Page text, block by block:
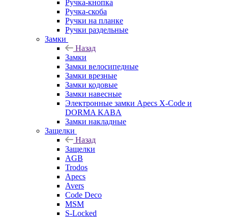
Ручка-кнопка
Ручка-скоба
Ручки на планке
Ручки раздельные
Замки
Назад
Замки
Замки велосипедные
Замки врезные
Замки кодовые
Замки навесные
Электронные замки Apecs X-Code и
DORMA KABA
Замки накладные
Защелки
Назад
Защелки
AGB
Trodos
Apecs
Avers
Code Deco
MSM
S-Locked